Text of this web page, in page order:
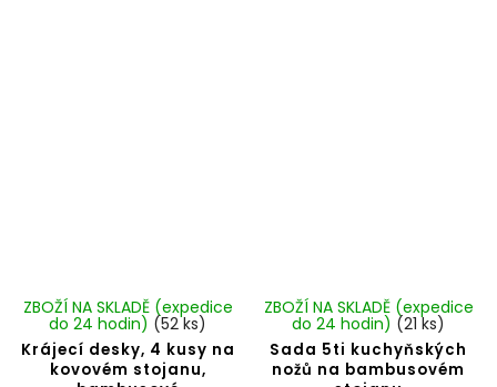
Krájecí desky, 4 kusy na
kovovém stojanu,
ZBOŽÍ NA SKLADĚ (expedice
do 24 hodin) (52 ks)
Sada 5ti kuchyňských
nožů na bambusovém
ZBOŽÍ NA SKLADĚ (expedice
do 24 hodin) (21 ks)